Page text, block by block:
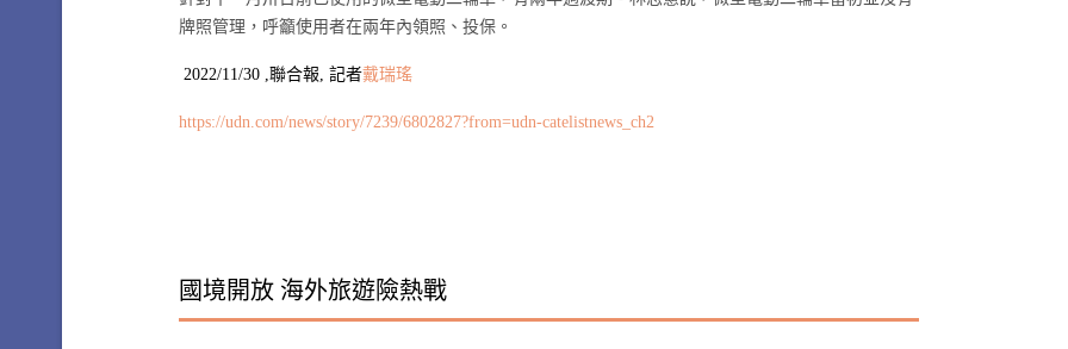
牌照管理，呼籲使用者在兩年內領照、投保。
2022/11/30 ,聯合報, 記者戴瑞瑤
https://udn.com/news/story/7239/6802827?from=udn-catelistnews_ch2
國境開放 海外旅遊險熱戰